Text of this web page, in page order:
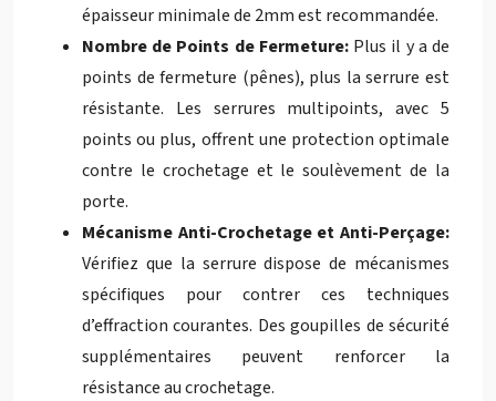
épaisseur minimale de 2mm est recommandée.
Nombre de Points de Fermeture: Plus il y a de
points de fermeture (pênes), plus la serrure est
résistante. Les serrures multipoints, avec 5
points ou plus, offrent une protection optimale
contre le crochetage et le soulèvement de la
porte.
Mécanisme Anti-Crochetage et Anti-Perçage:
Vérifiez que la serrure dispose de mécanismes
spécifiques pour contrer ces techniques
d’effraction courantes. Des goupilles de sécurité
supplémentaires peuvent renforcer la
résistance au crochetage.